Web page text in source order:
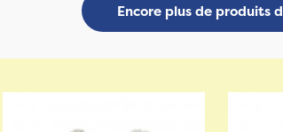
Encore plus de produits